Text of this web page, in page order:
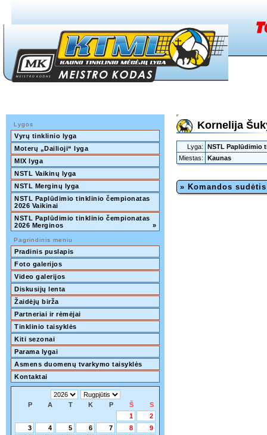
Lygos
Vyrų tinklinio lyga
Moterų „Dailioji“ lyga
MIX lyga
NSTL Vaikinų lyga
NSTL Merginų lyga
NSTL Paplūdimio tinklinio čempionatas
2026 Vaikinai
NSTL Paplūdimio tinklinio čempionatas
2026 Merginos
»
Pagrindinis meniu
Pradinis puslapis
Foto galerijos
Video galerijos
Diskusijų lenta
Žaidėjų birža
Partneriai ir rėmėjai
Tinklinio taisyklės
Kiti sezonai
Parama lygai
Asmens duomenų tvarkymo taisyklės
Kontaktai
P A T K P Š
S
1
2
3
4 5 6 7 8
9
Kornelija
Lyga:
NSTL Paplūdimio
Miestas:
Kaunas
» Komandos sudėtis